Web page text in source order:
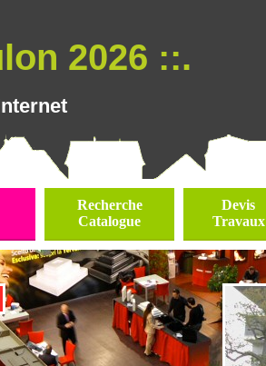
2026 ::.
Recherche
Catalogue
Devis
Travaux